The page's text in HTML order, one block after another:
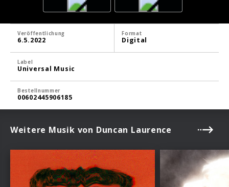
Veröffentlichung
6.5.2022
Format
Digital
Label
Universal Music
Bestellnummer
00602445906185
Weitere Musik von Duncan Laurence